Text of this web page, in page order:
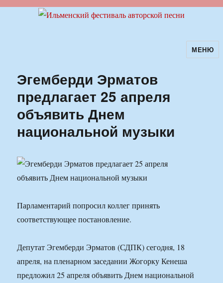
Ильменский фестиваль авторскойМЕНЮ
Эгемберди Эрматов
предлагает 25 апреля
объявить Днем
национальной музыки
Парламентарий попросил коллег принять
соответствующее постановление.
Депутат Эгемберди Эрматов (СДПК) сегодня, 18
апреля, на пленарном заседании Жогорку Кенеша
предложил 25 апреля объявить Днем национальной